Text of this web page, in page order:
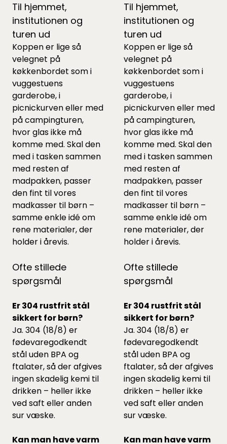
Til hjemmet,
institutionen og
turen ud
Koppen er lige så
velegnet på
køkkenbordet som i
vuggestuens
garderobe, i
picnickurven eller med
på campingturen,
hvor glas ikke må
komme med. Skal den
med i tasken sammen
med resten af
madpakken, passer
den fint til vores
madkasser til børn –
samme enkle idé om
rene materialer, der
holder i årevis.
Ofte stillede
spørgsmål
Er 304 rustfrit stål
sikkert for børn?
Ja. 304 (18/8) er
fødevaregodkendt
stål uden BPA og
ftalater, så der afgives
ingen skadelig kemi til
drikken – heller ikke
ved saft eller anden
sur væske.
Kan man have varm
Til hjemmet,
institutionen og
turen ud
Koppen er lige så
velegnet på
køkkenbordet som i
vuggestuens
garderobe, i
picnickurven eller med
på campingturen,
hvor glas ikke må
komme med. Skal den
med i tasken sammen
med resten af
madpakken, passer
den fint til vores
madkasser til børn –
samme enkle idé om
rene materialer, der
holder i årevis.
Ofte stillede
spørgsmål
Er 304 rustfrit stål
sikkert for børn?
Ja. 304 (18/8) er
fødevaregodkendt
stål uden BPA og
ftalater, så der afgives
ingen skadelig kemi til
drikken – heller ikke
ved saft eller anden
sur væske.
Kan man have varm